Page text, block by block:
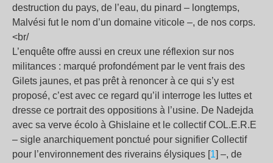
destruction du pays, de l’eau, du pinard – longtemps,
Malvési fut le nom d’un domaine viticole –, de nos corps.
<br/
L’enquête offre aussi en creux une réflexion sur nos
militances : marqué profondément par le vent frais des
Gilets jaunes, et pas prêt à renoncer à ce qui s’y est
proposé, c’est avec ce regard qu’il interroge les luttes et
dresse ce portrait des oppositions à l’usine. De Nadejda
avec sa verve écolo à Ghislaine et le collectif COL.E.R.E
– sigle anarchiquement ponctué pour signifier Collectif
pour l’environnement des riverains élysiques [1] –, de